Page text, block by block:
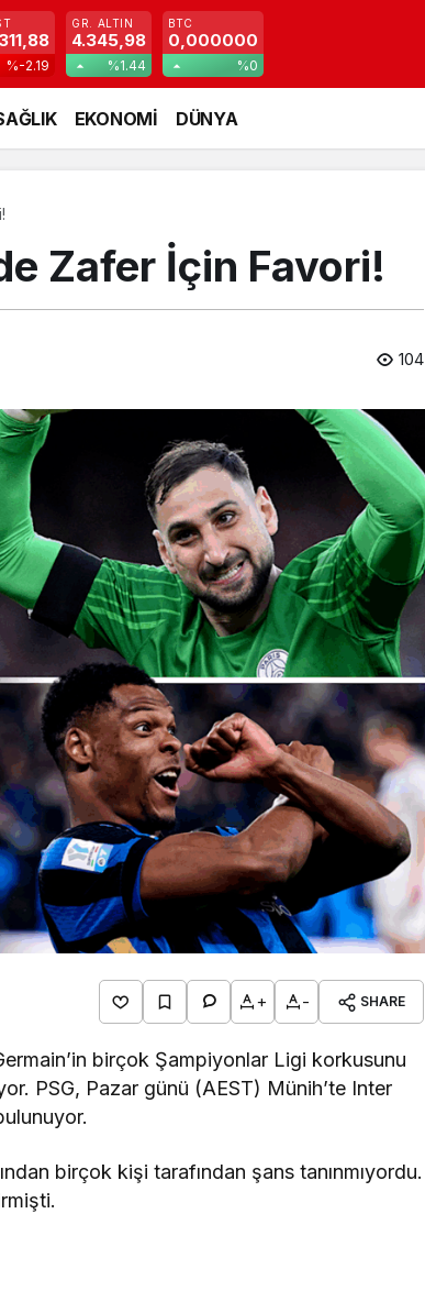
%-2.19
GR. ALTIN
4.345,98
%1.44
BTC
0,000000
%0
EKONOMİ DÜNYA
Zafer İçin Favori!
104
+ - SHARE
birçok Şampiyonlar Ligi korkusunu
PSG, Pazar günü (AEST) Münih’te Inter
birçok kişi tarafından şans tanınmıyordu.